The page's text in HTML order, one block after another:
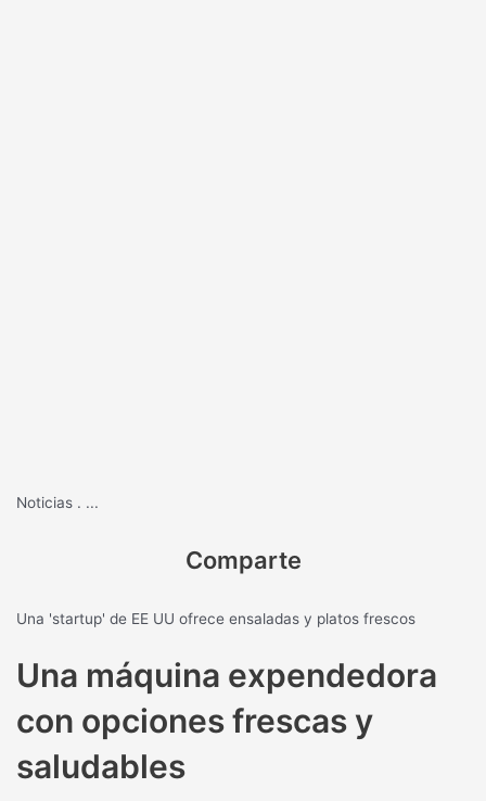
Noticias . ...
Comparte
Una 'startup' de EE UU ofrece ensaladas y platos frescos
Una máquina expendedora
con opciones frescas y
saludables